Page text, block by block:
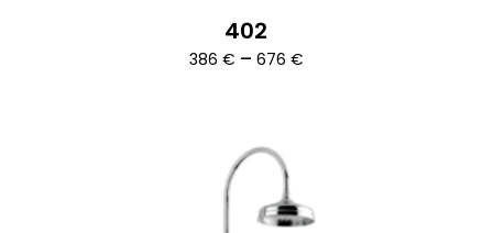
402
386 € – 676 €Ártartomány: